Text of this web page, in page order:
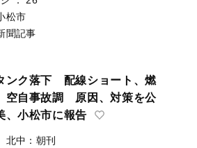
松市
聞記事
ンク落下 配線ショート、燃
自事故調 原因、対策を公
小松市に報告
北中：朝刊